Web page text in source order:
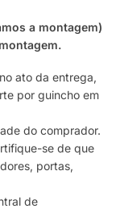
a montagem)
ato da entrega,
por guincho em
do comprador.
se de que
portas,
de